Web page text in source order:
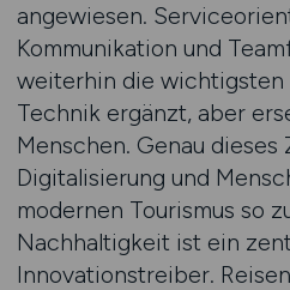
angewiesen.
Kommunikation und
weiterhin die wichtigsten
Technik ergänzt, aber
Menschen. Genau dieses
Digitalisierung und
modernen Tourismus so
Nachhaltigkeit ist ein
Innovationstreiber.